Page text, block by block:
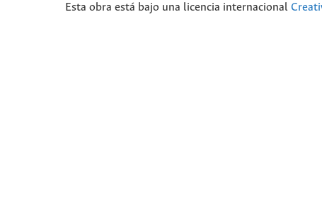
Esta obra está bajo una licencia internacional